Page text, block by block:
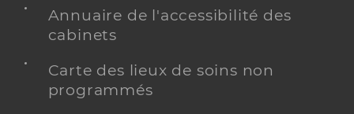
Annuaire de l'accessibilité des
cabinets
Carte des lieux de soins non
programmés